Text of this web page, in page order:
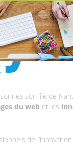
sur l’île de
du web et les
de